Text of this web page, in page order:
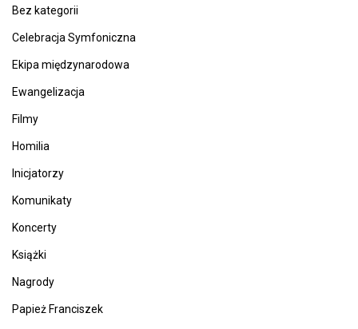
Bez kategorii
Celebracja Symfoniczna
Ekipa międzynarodowa
Ewangelizacja
Filmy
Homilia
Inicjatorzy
Komunikaty
Koncerty
Książki
Nagrody
Papież Franciszek